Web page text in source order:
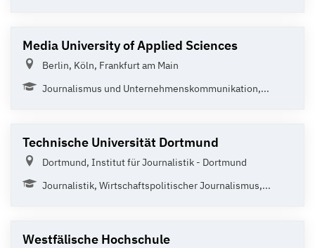
Media University of Applied Sciences
Berlin, Köln, Frankfurt am Main
Journalismus und Unternehmenskommunikation,...
Technische Universität Dortmund
Dortmund, Institut für Journalistik - Dortmund
Journalistik, Wirtschaftspolitischer Journalismus,...
Westfälische Hochschule